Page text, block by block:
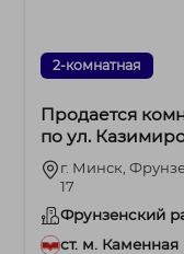
2-комнатная
Продается
по ул.
г. Минск,
17
Фрунзенский
ст. м. Каменная